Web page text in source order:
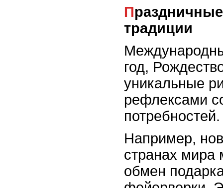
Праздничные ритуалы и международные
традиции
год,
уникальные
рефлексами
потребностей.
Например,
странах мира
обмен